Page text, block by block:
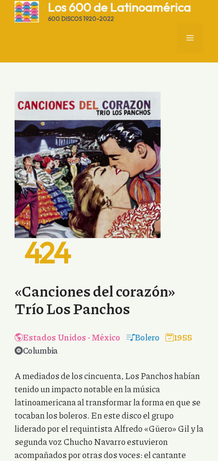
Saltar
Los 600 de Latinoamérica
600 DISCOS 1920-2022
MENÚ
424
«Canciones del corazón»
Trío Los Panchos
Estados Unidos-México Bolero
1955
Columbia
A mediados de los cincuenta, Los Panchos habían
tenido un impacto notable en la música
latinoamericana al transformar la forma en que se
tocaban los boleros. En este disco el grupo
liderado por el requintista Alfredo «Güero» Gil y la
segunda voz Chucho Navarro estuvieron
acompañados por otras dos voces: el cantante